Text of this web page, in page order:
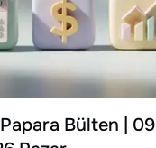
Bülten | 09